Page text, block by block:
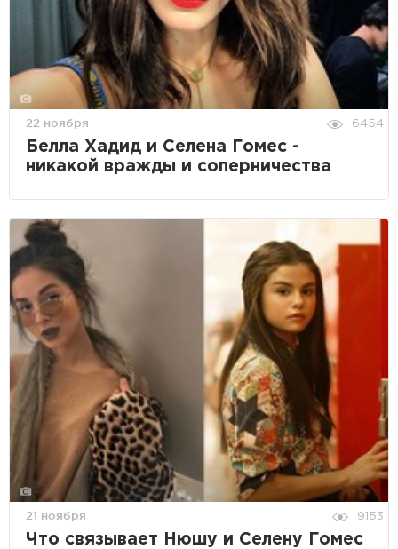
22 ноября 6454
Белла Хадид и Селена Гомес -
никакой вражды и соперничества
21 ноября 9153
Что связывает Нюшу и Селену Гомес